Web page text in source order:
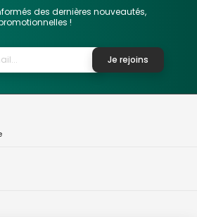
des dernières nouveautés,
!
Je rejoins